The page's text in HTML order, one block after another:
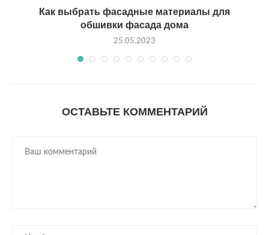
Как выбрать фасадные материалы для
обшивки фасада дома
25.05.2023
ОСТАВЬТЕ КОММЕНТАРИЙ